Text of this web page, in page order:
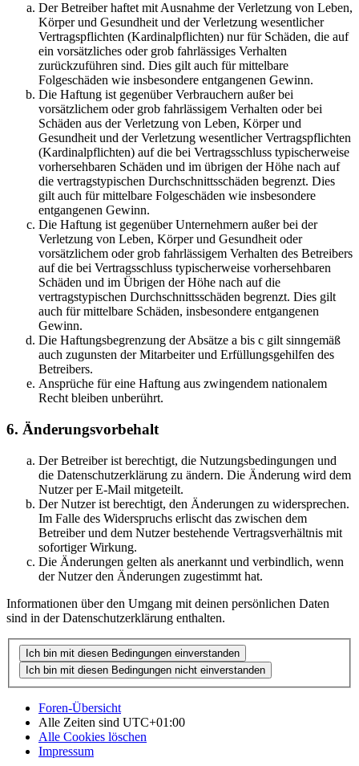
Der Betreiber haftet mit Ausnahme der Verletzung von Leben,
Körper und Gesundheit und der Verletzung wesentlicher
Vertragspflichten (Kardinalpflichten) nur für Schäden, die auf
ein vorsätzliches oder grob fahrlässiges Verhalten
zurückzuführen sind. Dies gilt auch für mittelbare
Folgeschäden wie insbesondere entgangenen Gewinn.
Die Haftung ist gegenüber Verbrauchern außer bei
vorsätzlichem oder grob fahrlässigem Verhalten oder bei
Schäden aus der Verletzung von Leben, Körper und
Gesundheit und der Verletzung wesentlicher Vertragspflichten
(Kardinalpflichten) auf die bei Vertragsschluss typischerweise
vorhersehbaren Schäden und im übrigen der Höhe nach auf
die vertragstypischen Durchschnittsschäden begrenzt. Dies
gilt auch für mittelbare Folgeschäden wie insbesondere
entgangenen Gewinn.
Die Haftung ist gegenüber Unternehmern außer bei der
Verletzung von Leben, Körper und Gesundheit oder
vorsätzlichem oder grob fahrlässigem Verhalten des Betreibers
auf die bei Vertragsschluss typischerweise vorhersehbaren
Schäden und im Übrigen der Höhe nach auf die
vertragstypischen Durchschnittsschäden begrenzt. Dies gilt
auch für mittelbare Schäden, insbesondere entgangenen
Gewinn.
Die Haftungsbegrenzung der Absätze a bis c gilt sinngemäß
auch zugunsten der Mitarbeiter und Erfüllungsgehilfen des
Betreibers.
Ansprüche für eine Haftung aus zwingendem nationalem
Recht bleiben unberührt.
6. Änderungsvorbehalt
Der Betreiber ist berechtigt, die Nutzungsbedingungen und
die Datenschutzerklärung zu ändern. Die Änderung wird dem
Nutzer per E-Mail mitgeteilt.
Der Nutzer ist berechtigt, den Änderungen zu widersprechen.
Im Falle des Widerspruchs erlischt das zwischen dem
Betreiber und dem Nutzer bestehende Vertragsverhältnis mit
sofortiger Wirkung.
Die Änderungen gelten als anerkannt und verbindlich, wenn
der Nutzer den Änderungen zugestimmt hat.
Informationen über den Umgang mit deinen persönlichen Daten
sind in der Datenschutzerklärung enthalten.
Foren-Übersicht
Alle Zeiten sind UTC+01:00
Alle Cookies löschen
Impressum